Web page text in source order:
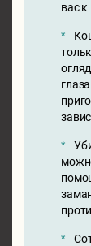
вас